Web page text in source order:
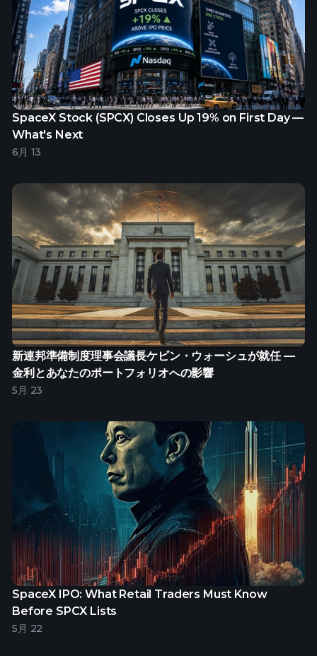
SpaceX Stock (SPCX) Closes Up 19% on First Day —
What's Next
6月 13
新連邦準備制度理事会議長ケビン・ウォーシュが就任 —
金利とあなたのポートフォリオへの影響
5月 23
SpaceX IPO: What Retail Traders Must Know
Before SPCX Lists
5月 22